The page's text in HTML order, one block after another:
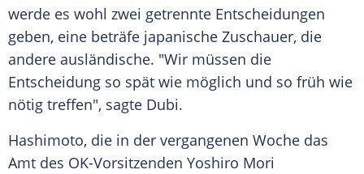
werde es wohl zwei getrennte Entscheidungen
geben, eine beträfe japanische Zuschauer, die
andere ausländische. "Wir müssen die
Entscheidung so spät wie möglich und so früh wie
nötig treffen", sagte Dubi.
Hashimoto, die in der vergangenen Woche das
Amt des OK-Vorsitzenden Yoshiro Mori